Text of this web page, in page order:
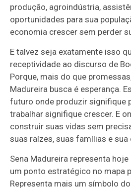
produção, agroindústria,
oportunidades para sua
economia crescer sem perder
E talvez seja exatamente isso
receptividade ao discurso de
Porque, mais do que
Madureira busca é esperança.
futuro onde produzir signifique
trabalhar signifique crescer. E
construir suas vidas sem
suas raízes, suas famílias e sua
Sena Madureira representa
um ponto estratégico no mapa
Representa mais um símbolo